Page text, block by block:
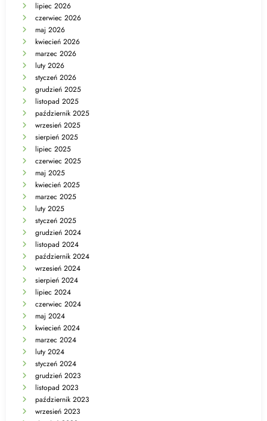
lipiec 2026
czerwiec 2026
maj 2026
kwiecień 2026
marzec 2026
luty 2026
styczeń 2026
grudzień 2025
listopad 2025
październik 2025
wrzesień 2025
sierpień 2025
lipiec 2025
czerwiec 2025
maj 2025
kwiecień 2025
marzec 2025
luty 2025
styczeń 2025
grudzień 2024
listopad 2024
październik 2024
wrzesień 2024
sierpień 2024
lipiec 2024
czerwiec 2024
maj 2024
kwiecień 2024
marzec 2024
luty 2024
styczeń 2024
grudzień 2023
listopad 2023
październik 2023
wrzesień 2023